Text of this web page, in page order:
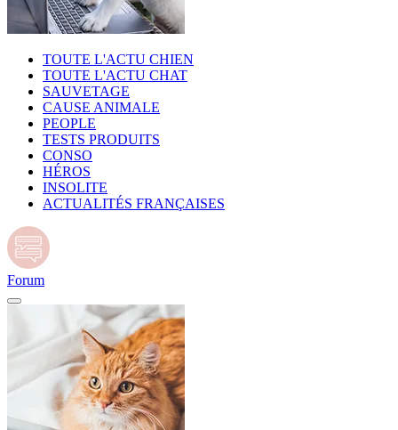
TOUTE L'ACTU CHIEN
TOUTE L'ACTU CHAT
SAUVETAGE
CAUSE ANIMALE
PEOPLE
TESTS PRODUITS
CONSO
HÉROS
INSOLITE
ACTUALITÉS FRANÇAISES
Forum